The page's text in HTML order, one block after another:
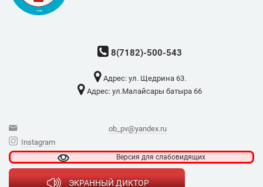
8(7182)-500-543
Адрес: ​ул. Щедрина 63.
Адрес: ​ул.Малайсары батыра 66
ob_pv@yandex.ru
Instagram
Версия для слабовидящих
ЭКРАННЫЙ ДИКТОР